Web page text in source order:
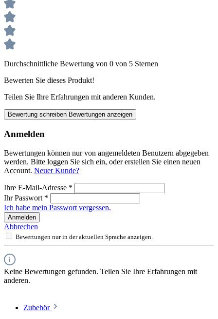
Durchschnittliche Bewertung von 0 von 5 Sternen
Bewerten Sie dieses Produkt!
Teilen Sie Ihre Erfahrungen mit anderen Kunden.
Bewertung schreiben Bewertungen anzeigen
Anmelden
Bewertungen können nur von angemeldeten Benutzern abgegeben
werden. Bitte loggen Sie sich ein, oder erstellen Sie einen neuen
Account. Neuer Kunde?
Ihre E-Mail-Adresse *
Ihr Passwort *
Ich habe mein Passwort vergessen.
Anmelden
Abbrechen
Bewertungen nur in der aktuellen Sprache anzeigen.
Keine Bewertungen gefunden. Teilen Sie Ihre Erfahrungen mit
anderen.
Zubehör